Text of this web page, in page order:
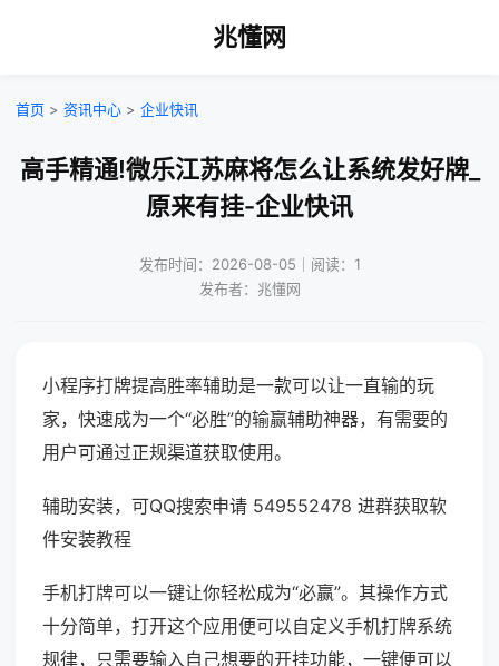
兆懂网
首页 > 资讯中心 > 企业快讯
高手精通!微乐江苏麻将怎么让系统发好牌_
原来有挂-企业快讯
发布时间：2026-08-05｜阅读：1
发布者：兆懂网
小程序打牌提高胜率辅助是一款可以让一直输的玩
家，快速成为一个“必胜”的输赢辅助神器，有需要的
用户可通过正规渠道获取使用。
辅助安装，可QQ搜索申请 549552478 进群获取软
件安装教程
手机打牌可以一键让你轻松成为“必赢”。其操作方式
十分简单，打开这个应用便可以自定义手机打牌系统
规律，只需要输入自己想要的开挂功能，一键便可以